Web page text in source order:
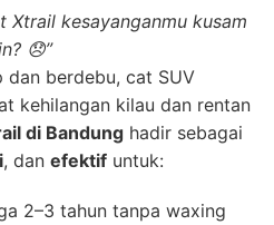
Xtrail kesayanganmu kusam
😞”
dan berdebu, cat SUV
kehilangan kilau dan rentan
di Bandung hadir sebagai
, dan efektif untuk:
2–3 tahun tanpa waxing